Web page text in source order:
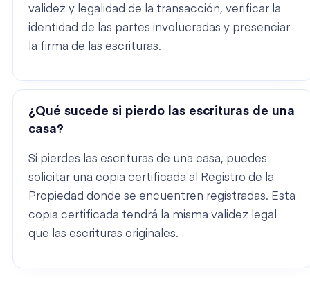
validez y legalidad de la transacción, verificar la
identidad de las partes involucradas y presenciar
la firma de las escrituras.
¿Qué sucede si pierdo las escrituras de una
casa?
Si pierdes las escrituras de una casa, puedes
solicitar una copia certificada al Registro de la
Propiedad donde se encuentren registradas. Esta
copia certificada tendrá la misma validez legal
que las escrituras originales.